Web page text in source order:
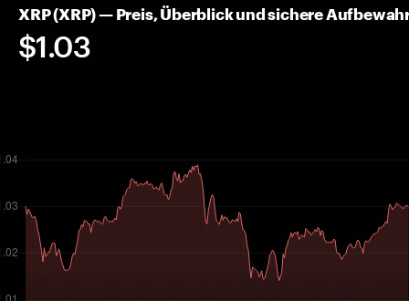
XRP (XRP) — Preis, Überblick und sichere
$1.03